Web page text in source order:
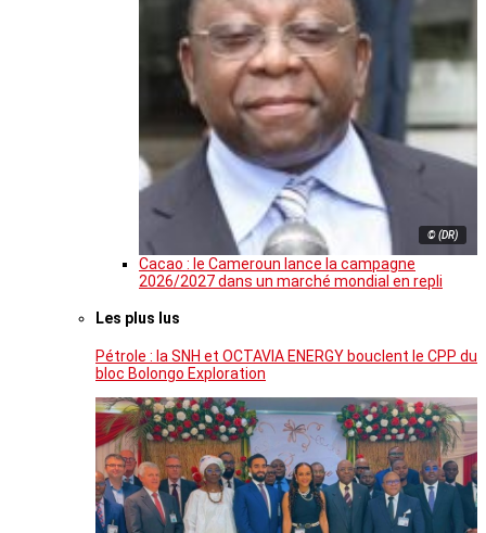
© (DR)
Cacao : le Cameroun lance la campagne
2026/2027 dans un marché mondial en repli
Les plus lus
Pétrole : la SNH et OCTAVIA ENERGY bouclent le CPP du
bloc Bolongo Exploration